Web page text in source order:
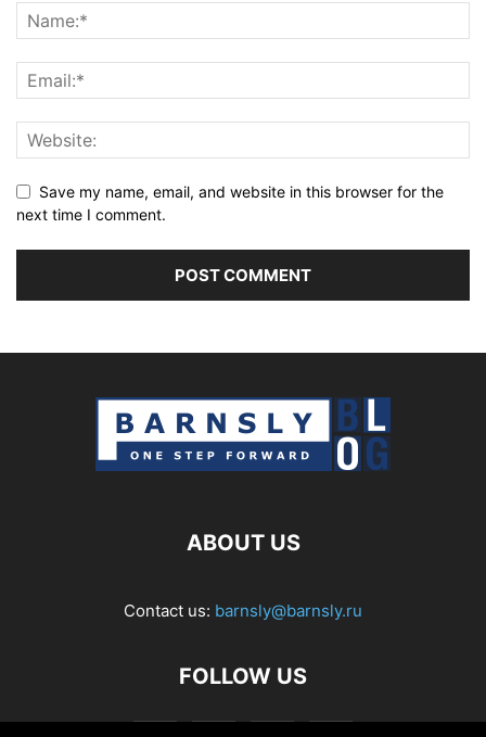
Save my name, email, and website in this browser for the
next time I comment.
ABOUT US
Contact us: barnsly@barnsly.ru
FOLLOW US